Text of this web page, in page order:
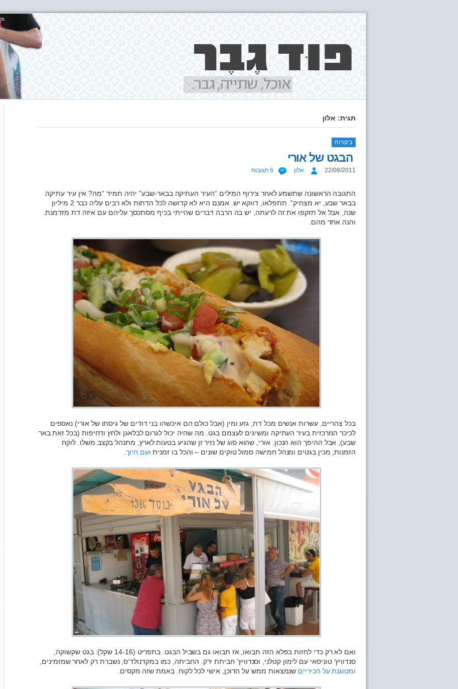
תגית: אלון
ביקורות
הבגט של אורי
22/08/2011 אלון 6 תגובות
התגובה הראשונה שתשמע לאחר צירוף המילים “העיר העתיקה בבאר-שבע” יהיה תמיד “מה? אין עיר עתיקה
בבאר שבע, יא מצחיק”. תתפלאו, דווקא יש. אמנם היא לא קדושה לכל הדתות ולא רבים עליה כבר 2 מיליון
שנה, אבל אל תזקפו את זה לרעתה, יש בה הרבה דברים שהייתי בכיף מסתכסך עליהם עם איזה דת מזדמנת.
והנה אחד מהם.
בכל צהריים, עשרות אנשים מכל דת, גזע ומין (אבל כולם הם איכשהו בני דודים של גיסתו של אורי) נאספים
לכיכר המרכזית בעיר העתיקה ומשיגים לעצמם בגט. מה שהיה יכול לגרום לבלאגן ולחץ ודחיפות (בכל זאת באר
שבע), אבל ההיפך הוא הנכון. אורי, שהוא סוג של נזיר זן שהגיע בטעות לארץ, מתנהל בקצב משלו. לוקח
הזמנות, מכין בגטים ומנהל חמישה סמול טוקים שונים – והכל בו זמנית ועם חיוך.
ואם לא רק כדי לחזות בפלא הזה תבואו, אז תבואו גם בשביל הבגט. בתפריט (14-16 שקל): בגט שקשוקה,
סנדוויץ’ טוניסאי עם לימון קטלני, וסנדוויץ’ חביתת ירק. החביתה, כמו במקדנולד’ס, נשברת רק לאחר שמזמינים,
ומטוגנת על הכיריים שנמצאות ממש על הדוכן, אישי לכל לקוח. באמת שזה מקסים.